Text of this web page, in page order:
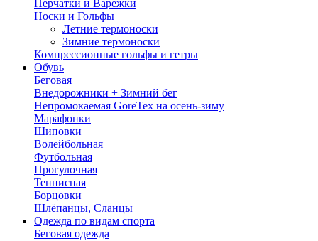
Перчатки и Варежки
Носки и Гольфы
Летние термоноски
Зимние термоноски
Компрессионные гольфы и гетры
Обувь
Беговая
Внедорожники + Зимний бег
Непромокаемая GoreTex на осень-зиму
Марафонки
Шиповки
Волейбольная
Футбольная
Прогулочная
Теннисная
Борцовки
Шлёпанцы, Сланцы
Одежда по видам спорта
Беговая одежда